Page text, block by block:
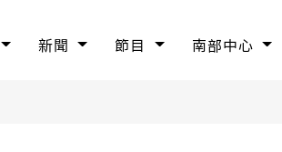
新聞 節目 南部中心